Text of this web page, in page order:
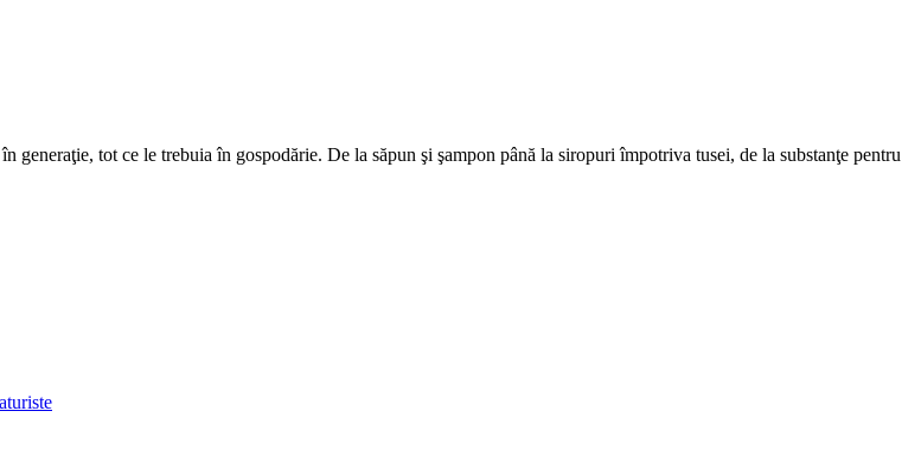
generaţie, tot ce le trebuia în gospodărie. De la săpun şi şampon până la siropuri împotriva tusei, de la substanţe pentru